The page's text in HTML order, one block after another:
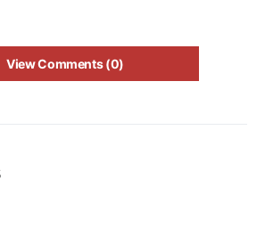
View Comments (0)